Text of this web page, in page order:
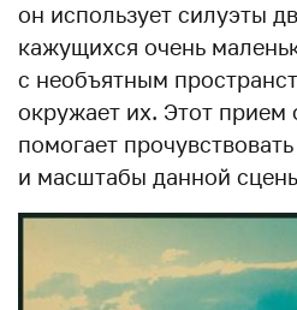
он использует силуэты
кажущихся очень
с необъятным
окружает их. Этот прием
помогает
и масштабы данной